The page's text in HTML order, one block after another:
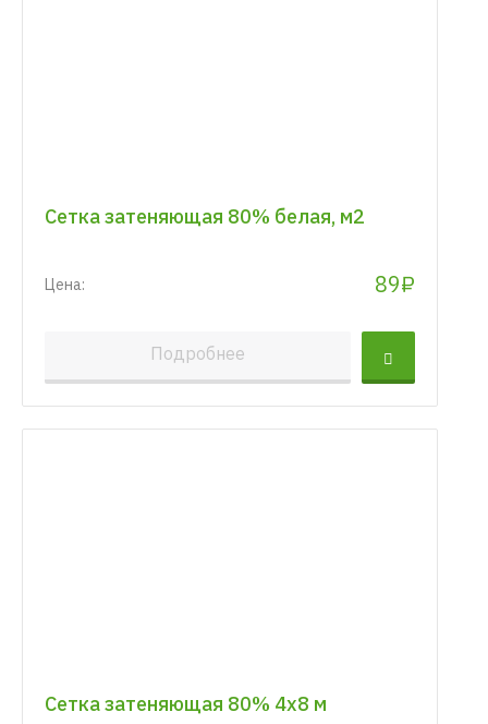
Сетка затеняющая 80% белая, м2
Цена: 89₽
Подробнее
Сетка затеняющая 80% 4х8 м